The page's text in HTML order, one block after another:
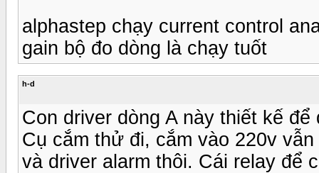
alphastep chạy current control
gain bộ đo dòng là chạy tuốt
h-d
Con driver dòng A này thiết kế
Cụ cắm thử đi, cắm vào 220v
và driver alarm thôi. Cái relay để